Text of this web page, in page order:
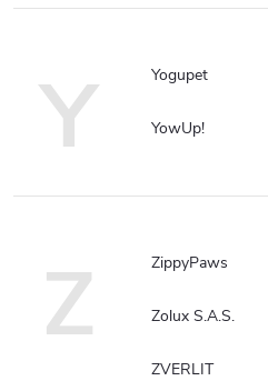
Y Yogupet
YowUp!
Z ZippyPaws
Zolux S.A.S.
ZVERLIT